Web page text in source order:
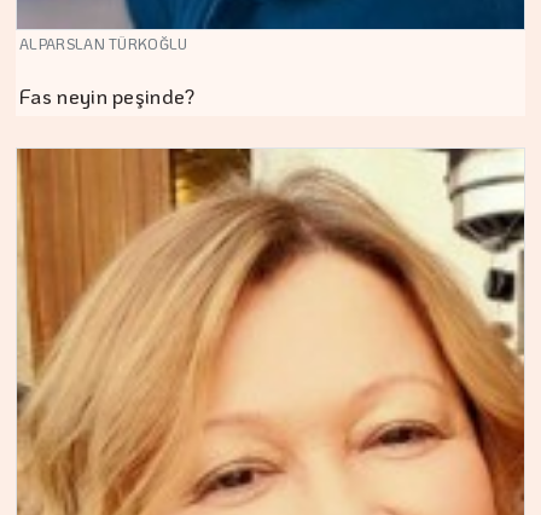
ALPARSLAN TÜRKOĞLU
Fas neyin peşinde?